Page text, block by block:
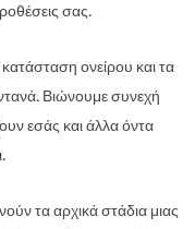
σας.
ονείρου και τα
Βιώνουμε συνεχή
εσάς και άλλα όντα
τα αρχικά στάδια μιας